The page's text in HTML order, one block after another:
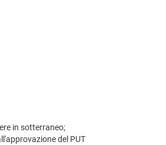
in sotterraneo;
del PUT